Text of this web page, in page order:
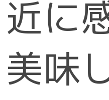
近に
美味